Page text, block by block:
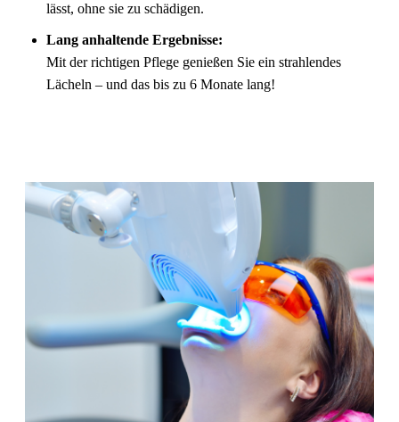
lässt, ohne sie zu schädigen.
Lang anhaltende Ergebnisse:
Mit der richtigen Pflege genießen Sie ein strahlendes
Lächeln – und das bis zu 6 Monate lang!